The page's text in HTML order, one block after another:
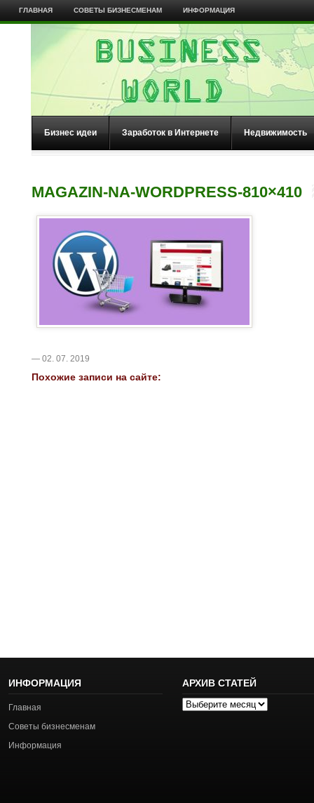
ГЛАВНАЯ СОВЕТЫ БИЗНЕСМЕНАМ ИНФОРМАЦИЯ
Бизнес идеи Заработок в Интернете Недвижимость
MAGAZIN-NA-WORDPRESS-810×410
— 02. 07. 2019
Похожие записи на сайте:
ИНФОРМАЦИЯ
Главная
Советы бизнесменам
Информация
АРХИВ СТАТЕЙ
Архив